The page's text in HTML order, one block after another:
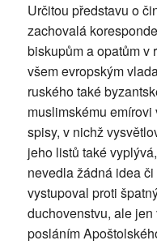
Určitou představu o
zachovalá
biskupům a opatům v
všem evropským
ruského také
muslimskému
spisy, v nichž
jeho listů také
nevedla žádná idea
vystupoval proti
duchovenstvu, ale
posláním